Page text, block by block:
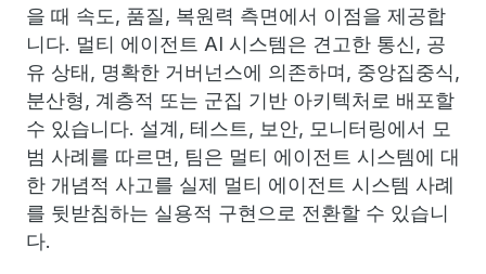
을 때 속도, 품질, 복원력 측면에서 이점을 제공합
니다. 멀티 에이전트 AI 시스템은 견고한 통신, 공
유 상태, 명확한 거버넌스에 의존하며, 중앙집중식,
분산형, 계층적 또는 군집 기반 아키텍처로 배포할
수 있습니다. 설계, 테스트, 보안, 모니터링에서 모
범 사례를 따르면, 팀은 멀티 에이전트 시스템에 대
한 개념적 사고를 실제 멀티 에이전트 시스템 사례
를 뒷받침하는 실용적 구현으로 전환할 수 있습니
다.